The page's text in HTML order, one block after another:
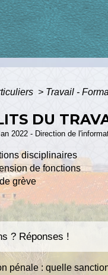
> Travail -
DU
2022 - Direction de
disciplinaires
de fonctions
grève
? Réponses !
pénale : quelle